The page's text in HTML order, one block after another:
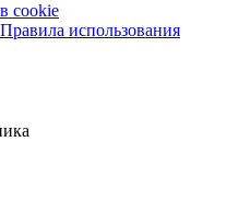
cookie
Правила использования